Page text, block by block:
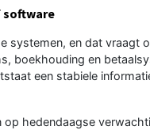
software
systemen, en dat vraagt
boekhouding en
een stabiele
hedendaagse